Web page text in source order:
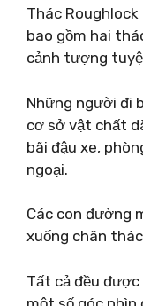
Thác
bao gồm hai
cảnh tượng
Những người đi
cơ sở vật chất
bãi đậu xe,
ngoại.
Các con đường
xuống chân
Tất cả đều